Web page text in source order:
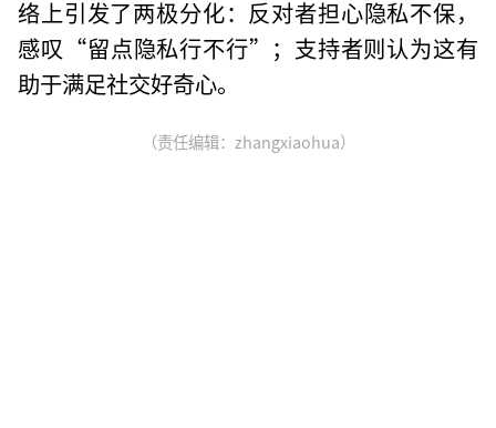
络上引发了两极分化：反对者担心隐私不保，
感叹“留点隐私行不行”；支持者则认为这有
助于满足社交好奇心。
（责任编辑：zhangxiaohua）